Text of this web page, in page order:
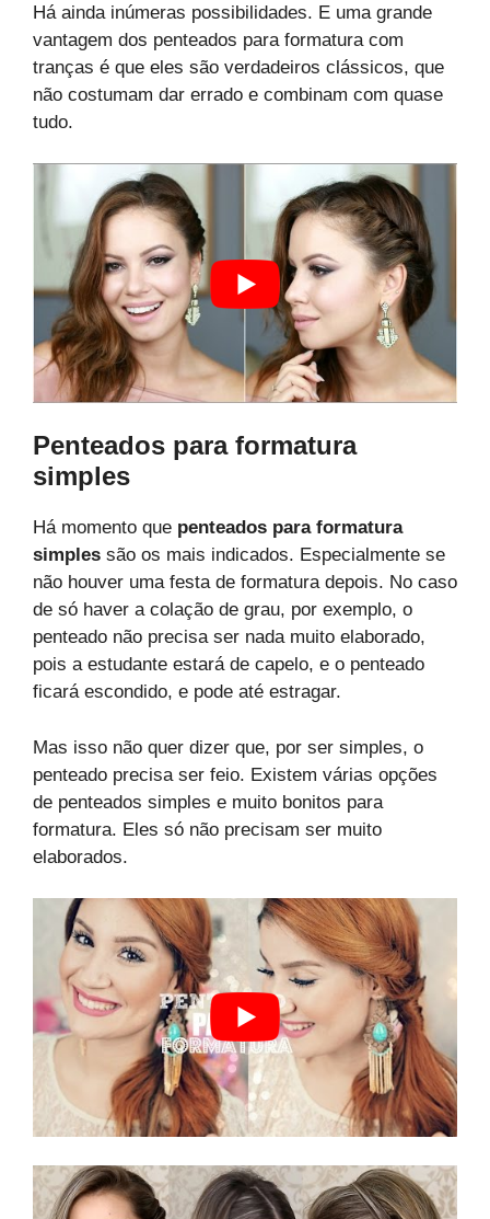
Há ainda inúmeras possibilidades. E uma grande
vantagem dos penteados para formatura com
tranças é que eles são verdadeiros clássicos, que
não costumam dar errado e combinam com quase
tudo.
Penteados para formatura
simples
Há momento que penteados para formatura
simples são os mais indicados. Especialmente se
não houver uma festa de formatura depois. No caso
de só haver a colação de grau, por exemplo, o
penteado não precisa ser nada muito elaborado,
pois a estudante estará de capelo, e o penteado
ficará escondido, e pode até estragar.
Mas isso não quer dizer que, por ser simples, o
penteado precisa ser feio. Existem várias opções
de penteados simples e muito bonitos para
formatura. Eles só não precisam ser muito
elaborados.